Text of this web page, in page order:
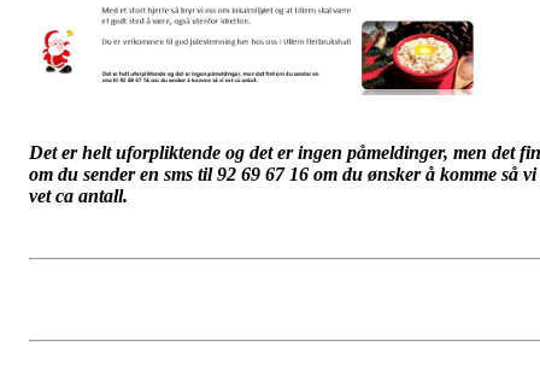
Det er helt uforpliktende og det er ingen påmeldinger, men det
om du sender en sms til 92 69 67 16 om du ønsker å komme så vi
vetca antall.